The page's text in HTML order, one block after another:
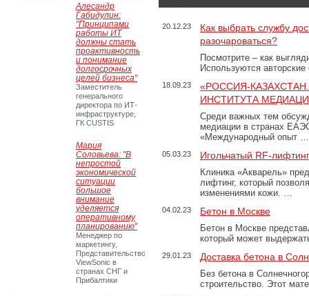
20.12.23
Как выбрать службу
разочароваться?
Посмотрите – как
Используются
18.09.23
«РОССИЯ-
ИНСТИТУТА
Среди важных тем
медиации в странах
«Международный опыт …
05.03.23 Игольчатый RF-
Клиника «Акварель»
лифтинг, который
изменениями кожи. …
04.02.23 Бетон в Москве
Бетон в Москве
который может
29.01.23 Доставка бетона в
Без бетона в
строительство. Этот
Алесандр
Габидулин:
"Принципами
работы ИТ
должны стать
проактивность
и понимание
долгосрочных
целей бизнеса"
Заместитель
генерального
директора по ИТ-
инфраструктуре,
ГК CUSTIS
Мария
Соловьева: "В
непростой
экономической
ситуации
большое
внимание
уделяется
оперативному
планированию"
Менеджер по
маркетингу,
Представительство
ViewSonic в
странах СНГ и
Прибалтики